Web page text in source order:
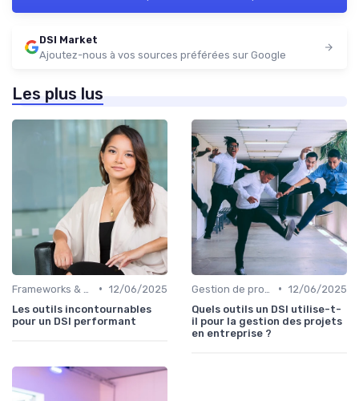
DSI Market
Ajoutez-nous à vos sources préférées sur Google
Les plus lus
• 12/06/2025
Les outils incontournables
pour un DSI performant
• 12/06/2025
Quels outils un DSI utilise-t-
il pour la gestion des projets
en entreprise ?